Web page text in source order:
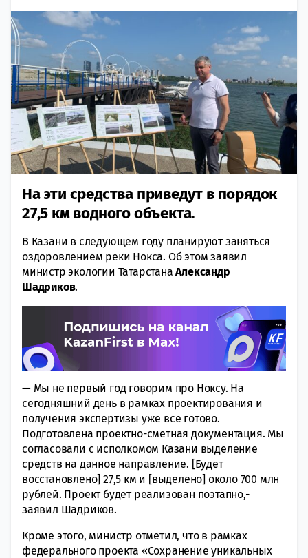
На эти средства приведут в порядок
27,5 км водного объекта.
В Казани в следующем году планируют заняться
оздоровлением реки Нокса. Об этом заявил
министр экологии ТатарстанаАлександр
Шадриков.
— Мы не первый год говорим про Ноксу. На
сегодняшний день в рамках проектирования и
получения экспертизы уже все готово.
Подготовлена проектно-сметная документация. Мы
согласовали с исполкомом Казани выделение
средств на данное направление. [Будет
восстановлено] 27,5 км и [выделено] около 700 млн
рублей. Проект будет реализован поэтапно,-
заявил Шадриков.
Кроме этого, министр отметил, что в рамках
федерального проекта «Сохранение уникальных